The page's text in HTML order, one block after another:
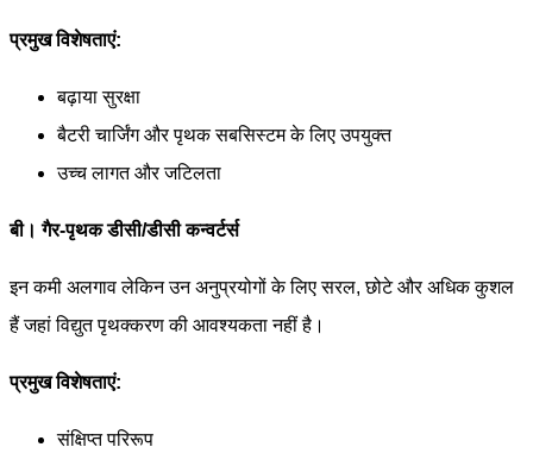
प्रमुख विशेषताएं:
बढ़ाया सुरक्षा
बैटरी चार्जिंग और पृथक सबसिस्टम के लिए उपयुक्त
उच्च लागत और जटिलता
बी। गैर-पृथक डीसी/डीसी कन्वर्टर्स
इन कमी अलगाव लेकिन उन अनुप्रयोगों के लिए सरल, छोटे और अधिक कुशल
हैं जहां विद्युत पृथक्करण की आवश्यकता नहीं है।
प्रमुख विशेषताएं:
संक्षिप्त परिरूप